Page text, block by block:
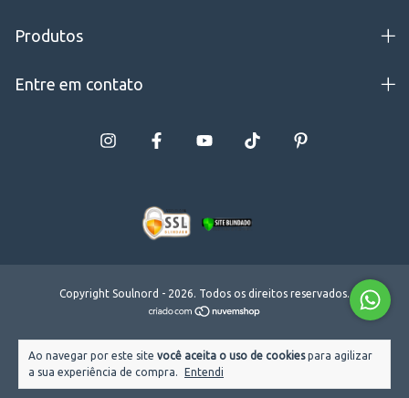
Ao navegar por este site você aceita o uso de cookiespara agilizar
a sua experiência de compra.
Entendi
Produtos
Entre em contato
Copyright Soulnord - 2026. Todos os direitos reservados.